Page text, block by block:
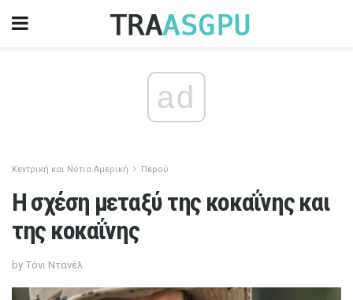
ad
Κεντρική και Νότια Αμερική Περού
Η σχέση μεταξύ της κοκαΐνης και
της κοκαΐνης
by Τόνι Ντανέλ